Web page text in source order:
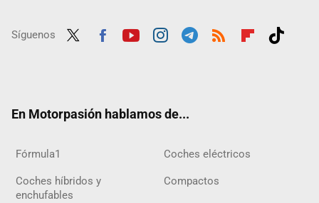
Síguenos
En Motorpasión hablamos de...
Fórmula1 Coches eléctricos
Coches híbridos y
enchufables
Compactos